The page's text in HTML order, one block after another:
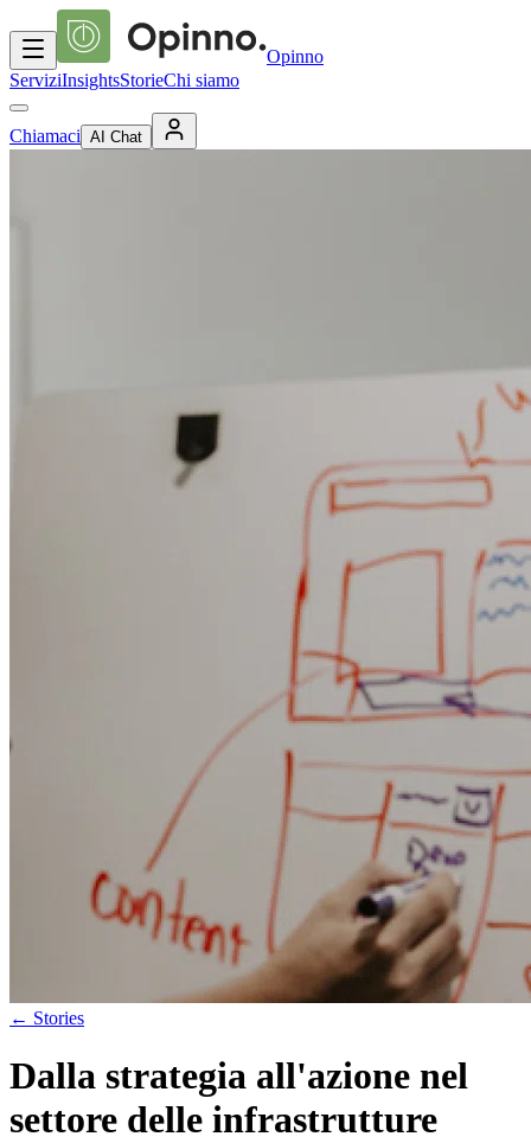
Opinno
ServiziInsightsStorieChi siamo
Chiamaci AI Chat
← Stories
Dalla strategia all'azione nel
settore delle infrastrutture